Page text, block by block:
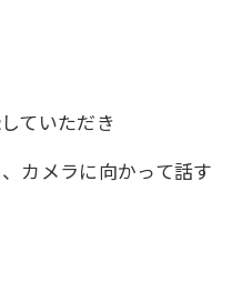
ていただき
カメラに向かって話す